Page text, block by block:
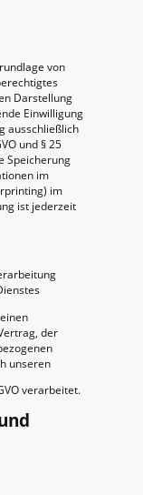
von
Darstellung
Einwilligung
ausschließlich
und § 25
Speicherung
im
im
ist jederzeit
der
unseren
verarbeitet.